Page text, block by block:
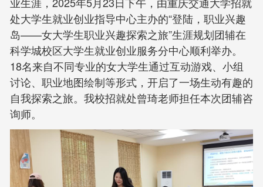
处大学生就业创业指导中心主办的“登陆，职业兴趣
岛——女大学生职业兴趣探索之旅”生涯规划团辅在
科学城校区大学生就业创业服务分中心顺利举办。
18名来自不同专业的女大学生通过互动游戏、小组
讨论、职业地图绘制等形式，开启了一场生动有趣的
自我探索之旅。我校招就处曾琦老师担任本次团辅咨
询师。